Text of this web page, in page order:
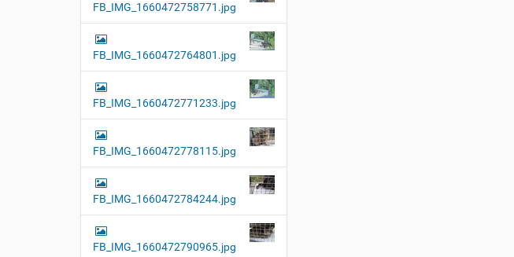
FB_IMG_1660472758771.jpg
FB_IMG_1660472764801.jpg
FB_IMG_1660472771233.jpg
FB_IMG_1660472778115.jpg
FB_IMG_1660472784244.jpg
FB_IMG_1660472790965.jpg